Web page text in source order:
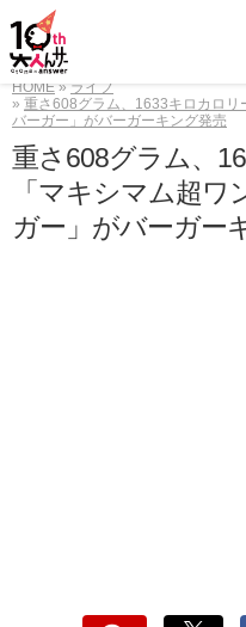
HOME
ライフ
重さ608グラム、1633キロカロ
バーガー」がバーガーキング発売
重さ608グラム、
「マキシマム超
ガー」がバーガー